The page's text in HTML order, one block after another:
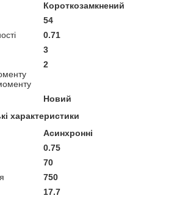
Короткозамкнений
54
0.71
3
2
Новий
характеристики
Асинхронні
0.75
70
750
17.7